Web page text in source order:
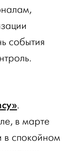
события
.
в марте
в спокойном